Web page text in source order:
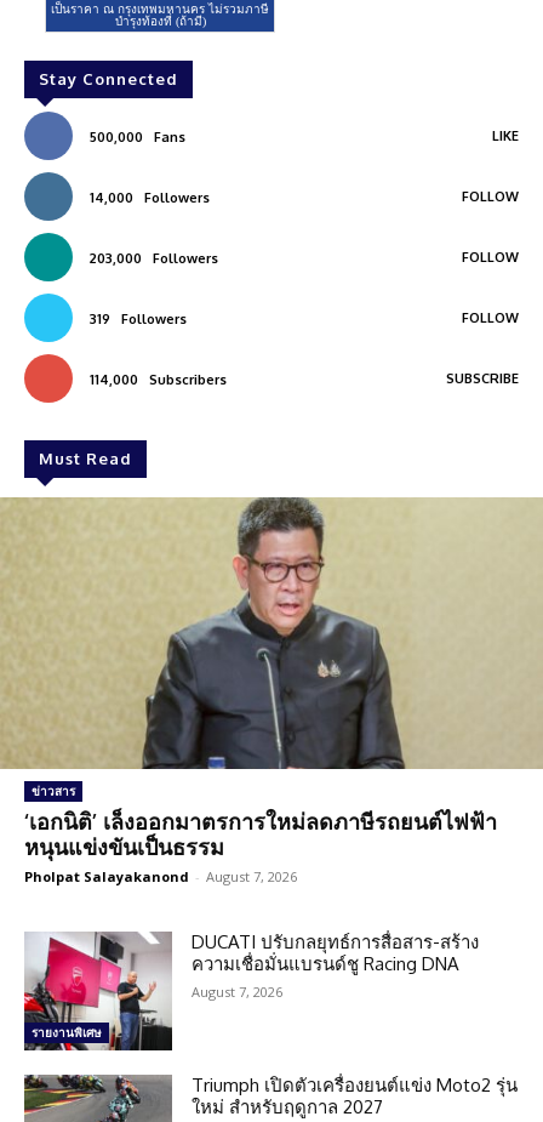
Stay Connected
500,000 Fans LIKE
14,000 Followers FOLLOW
203,000 Followers FOLLOW
319 Followers FOLLOW
114,000 Subscribers SUBSCRIBE
Must Read
ข่าวสาร
‘เอกนิติ’ เล็งออกมาตรการใหม่ลดภาษีรถยนต์ไฟฟ้า
หนุนแข่งขันเป็นธรรม
Pholpat Salayakanond - August 7, 2026
รายงานพิเศษ
DUCATI ปรับกลยุทธ์การสื่อสาร-สร้าง
ความเชื่อมั่นแบรนด์ชู Racing DNA
August 7, 2026
Triumph เปิดตัวเครื่องยนต์แข่ง Moto2 รุ่น
ใหม่ สำหรับฤดูกาล 2027